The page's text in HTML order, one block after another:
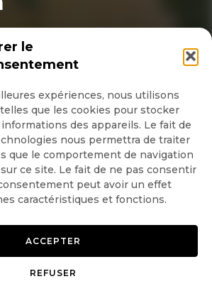
le
expériences, nous utilisons
que les cookies pour stocker
des appareils. Le fait de
nous permettra de traiter
que le comportement de navigation
ce site. Le fait de ne pas consentir
peut avoir un effet
caractéristiques et fonctions.
ACCEPTER
REFUSER